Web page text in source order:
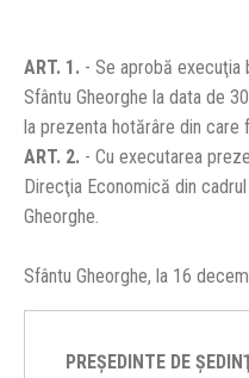
ART. 1. - Se aprobă execuţia
Sfântu Gheorghe la data de
la prezenta hotărâre din care
ART. 2. - Cu executarea
Direcţia Economică din
Gheorghe.
Sfântu Gheorghe, la 16
PREŞEDINTE DE